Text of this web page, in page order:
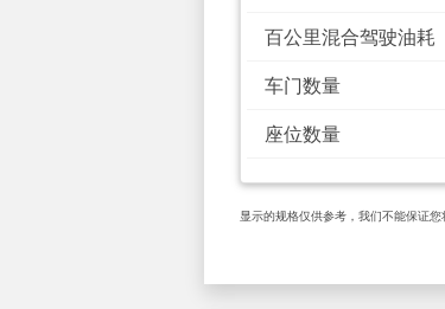
百公里混合驾驶油耗
车门数量
座位数量
显示的规格仅供参考，我们不能保证